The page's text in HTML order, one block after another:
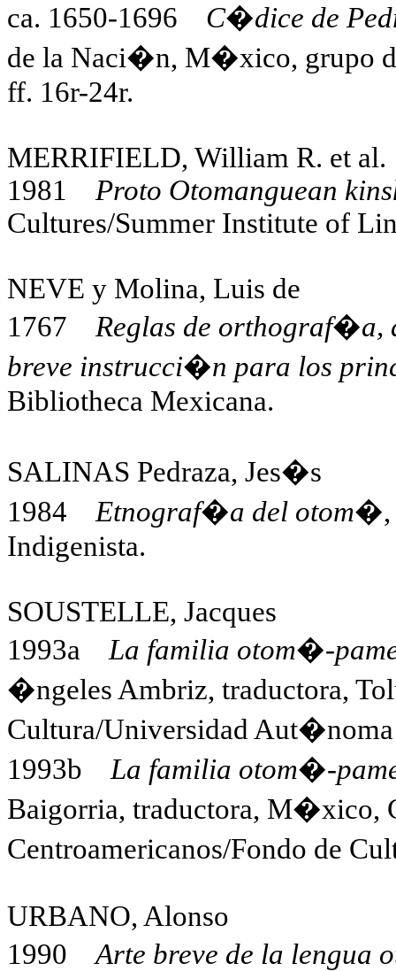
ca. 1650-1696 C�dice de
de la Naci�n, M�xico, grupo
ff. 16r-24r.
MERRIFIELD, William R. et al.
1981 Proto Otomanguean
Cultures/Summer Institute of
NEVE y Molina, Luis de
1767 Reglas de
breve instrucci�n para los
Bibliotheca Mexicana.
SALINAS Pedraza, Jes�s
1984 Etnograf�a del otom�
Indigenista.
SOUSTELLE, Jacques
1993a La familia otom�-
�ngeles Ambriz, traductora,
Cultura/Universidad
1993b La familia otom�-
Baigorria, traductora, M�xico,
Centroamericanos/Fondo de
URBANO, Alonso
1990Arte breve de la